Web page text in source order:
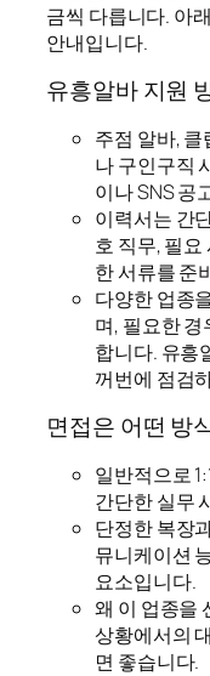
금씩 다릅니다. 아
안내입니다.
유흥알바 지원
주점 알바,
나 구인구직
이나 SNS 공
이력서는 간
호 직무, 필
한 서류를 준
다양한 업종
며, 필요한
합니다. 유흥
꺼번에 점검
면접은 어떤 방
일반적으로
간단한 실무
단정한 복장
뮤니케이션
요소입니다.
왜 이 업종을
상황에서의
면 좋습니다.